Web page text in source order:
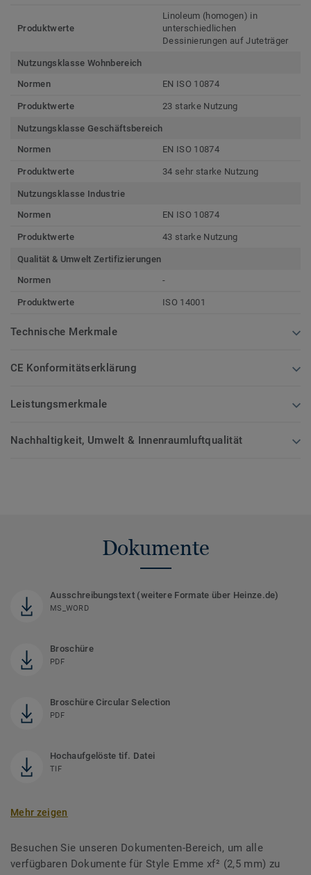
Produktwerte
Linoleum (homogen) in
unterschiedlichen
Dessinierungen auf Juteträger
Nutzungsklasse Wohnbereich
Normen
EN ISO 10874
Produktwerte 23 starke Nutzung
Nutzungsklasse Geschäftsbereich
Normen
EN ISO 10874
Produktwerte 34 sehr starke Nutzung
Nutzungsklasse Industrie
Normen
EN ISO 10874
Produktwerte 43 starke Nutzung
Qualität & Umwelt Zertifizierungen
Normen
-
Produktwerte ISO 14001
Technische Merkmale
CE Konformitätserklärung
Leistungsmerkmale
Nachhaltigkeit, Umwelt & Innenraumluftqualität
Dokumente
Ausschreibungstext (weitere Formate über Heinze.de)
MS_WORD
Broschüre
PDF
Broschüre Circular Selection
PDF
Hochaufgelöste tif. Datei
TIF
Mehr zeigen
Besuchen Sie unseren Dokumenten-Bereich, um alle
verfügbaren Dokumente für Style Emme xf² (2,5 mm) zu